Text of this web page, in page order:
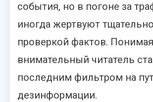
события, но в погоне за
иногда жертвуют
проверкой фактов.
внимательный читатель
последним фильтром на
дезинформации.